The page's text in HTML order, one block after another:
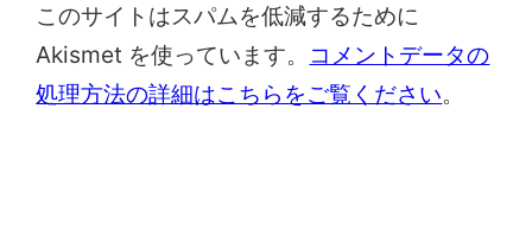
このサイトはスパムを低減するために
Akismet を使っています。
コメントデータの
処理方法の詳細はこちらをご覧ください。